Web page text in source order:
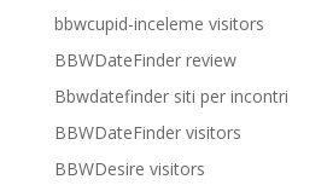
bbwcupid-inceleme visitors
BBWDateFinder review
Bbwdatefinder siti per incontri
BBWDateFinder visitors
BBWDesire visitors